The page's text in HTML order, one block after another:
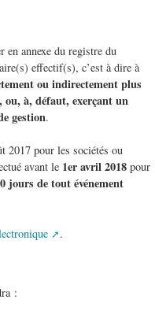
en annexe du registre du
effectif(s), c’est à dire à
ou indirectement plus
à, défaut, exerçant un
gestion.
2017 pour les sociétés ou
avant le 1er avril 2018 pour
jours de tout événement
.
: